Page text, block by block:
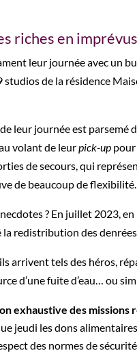
riches en imprévus
leur journée avec un
studios de la résidence
leur journée est parsemé
volant de leurpick-up pour
de secours, qui
de beaucoup de flexibilité.
? En juillet 2023,
la redistribution des
arrivent tels des héros,
d’une fuite d’eau… ou
exhaustive des missions
jeudi les dons
des normes de